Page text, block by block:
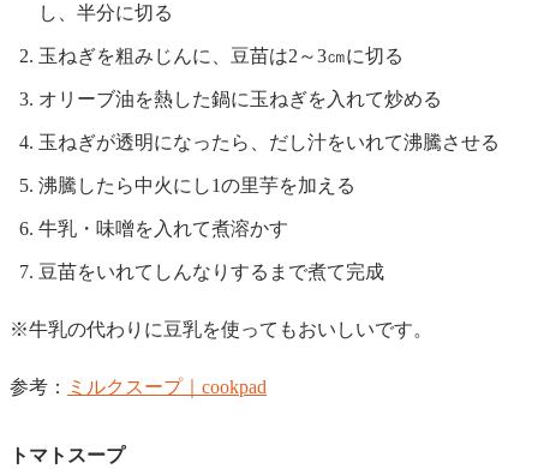
し、半分に切る
玉ねぎを粗みじんに、豆苗は2～3㎝に切る
オリーブ油を熱した鍋に玉ねぎを入れて炒める
玉ねぎが透明になったら、だし汁をいれて沸騰させる
沸騰したら中火にし1の里芋を加える
牛乳・味噌を入れて煮溶かす
豆苗をいれてしんなりするまで煮て完成
※牛乳の代わりに豆乳を使ってもおいしいです。
参考： ミルクスープ｜cookpad
トマトスープ